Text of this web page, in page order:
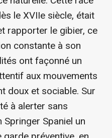
le XVIIe siècle, était
rapporter le gibier, ce
constante à son
ont façonné un
aux mouvements
doux et sociable. Sur
à alerter sans
Spaniel un